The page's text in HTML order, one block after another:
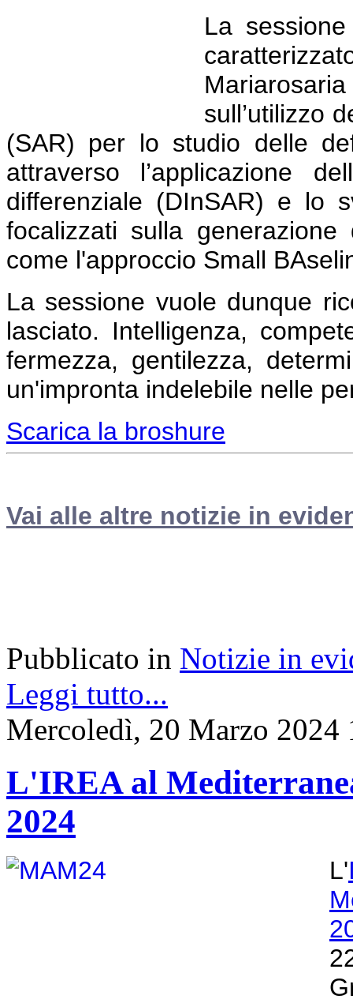
La
sull’utilizzo
(SAR) per lo studio delle
attraverso l’applicazione
differenziale (DInSAR) e lo
focalizzati sulla
come l'approccio Small
La sessione vuole dunque
lasciato. Intelligenza,
fermezza, gentilezza,
un'impronta indelebile nelle
Scarica la broshure
Vai alle altre notizie in
Pubblicato in Notizie in
Leggi tutto...
Mercoledì, 20 Marzo 2024
L'IREA al
2024
L'